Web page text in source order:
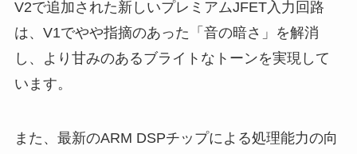
V2で追加された新しいプレミアムJFET入力回路
は、V1でやや指摘のあった「音の暗さ」を解消
し、より甘みのあるブライトなトーンを実現して
います。
また、最新のARM DSPチップによる処理能力の向